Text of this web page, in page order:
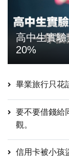
高中生實
20%
畢業旅行只花
要不要借錢給
觀。
信用卡被小孩